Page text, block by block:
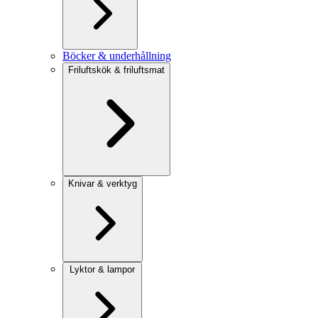
Böcker & underhållning
Friluftskök & friluftsmat
Knivar & verktyg
Lyktor & lampor